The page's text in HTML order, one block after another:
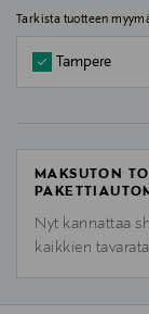
Tarkista tuotteen
Tampere
MAKSUTON
Nyt kannattaa
kaikkien